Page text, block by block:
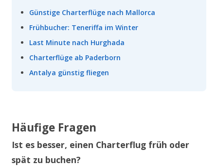
Günstige Charterflüge nach Mallorca
Frühbucher: Teneriffa im Winter
Last Minute nach Hurghada
Charterflüge ab Paderborn
Antalya günstig fliegen
Häufige Fragen
Ist es besser, einen Charterflug früh oder
spät zu buchen?